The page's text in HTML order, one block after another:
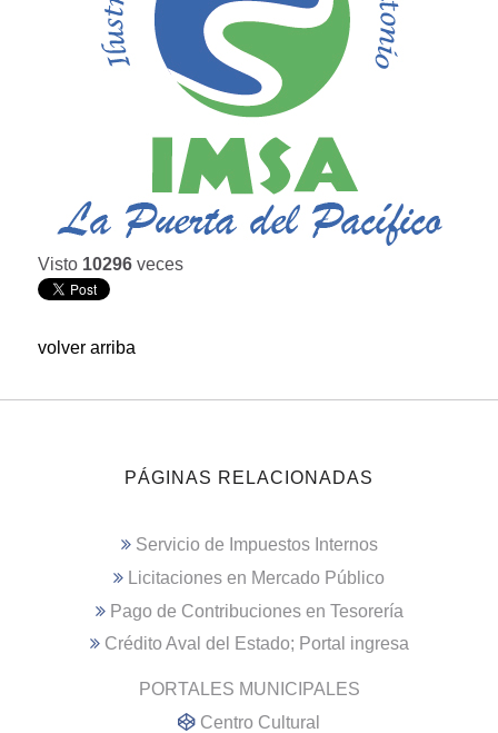
Visto 10296 veces
volver arriba
PÁGINAS RELACIONADAS
Servicio de Impuestos Internos
Licitaciones en Mercado Público
Pago de Contribuciones en Tesorería
Crédito Aval del Estado; Portal ingresa
PORTALES MUNICIPALES
Centro Cultural